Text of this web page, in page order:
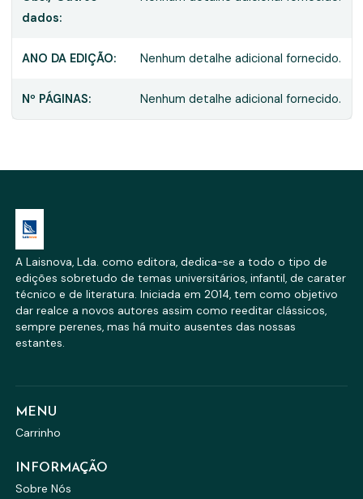
dados:
ANO DA EDIÇÃO: Nenhum detalhe adicional fornecido.
Nº PÁGINAS: Nenhum detalhe adicional fornecido.
A Laisnova, Lda. como editora, dedica-se a todo o tipo de
edições sobretudo de temas universitários, infantil, de carater
técnico e de literatura. Iniciada em 2014, tem como objetivo
dar realce a novos autores assim como reeditar clássicos,
sempre perenes, mas há muito ausentes das nossas
estantes.
MENU
Carrinho
INFORMAÇÃO
Sobre Nós